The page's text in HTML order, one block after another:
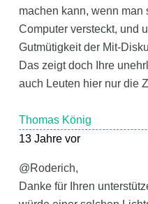
machen kann, wenn
Computer versteckt, und
Gutmütigkeit der Mit-
Das zeigt doch Ihre
auch Leuten hier nur die
Thomas König
13 Jahre vor
@Roderich,
Danke für Ihren